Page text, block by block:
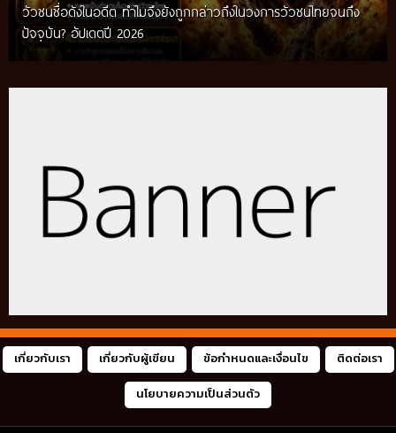
วัวชนชื่อดังในอดีต ทำไมจึงยังถูกกล่าวถึงในวงการวัวชนไทยจนถึง
ปัจจุบัน? อัปเดตปี 2026
กติกาวัวชนสมัยก่อน วิถีการแข่งขันดั้งเดิมที่สืบทอดผ่านภูมิปัญญา
ท้องถิ่น อัปเดตปี 2026
เกี่ยวกับเรา เกี่ยวกับผู้เขียน ข้อกำหนดและเงื่อนไข ติดต่อเรา
นโยบายความเป็นส่วนตัว